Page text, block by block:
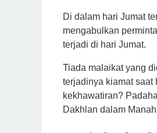
Di dalam hari Jumat
mengabulkan
terjadi di hari Jumat.
Tiada malaikat yang
terjadinya kiamat
kekhawatiran?
Dakhlan dalam